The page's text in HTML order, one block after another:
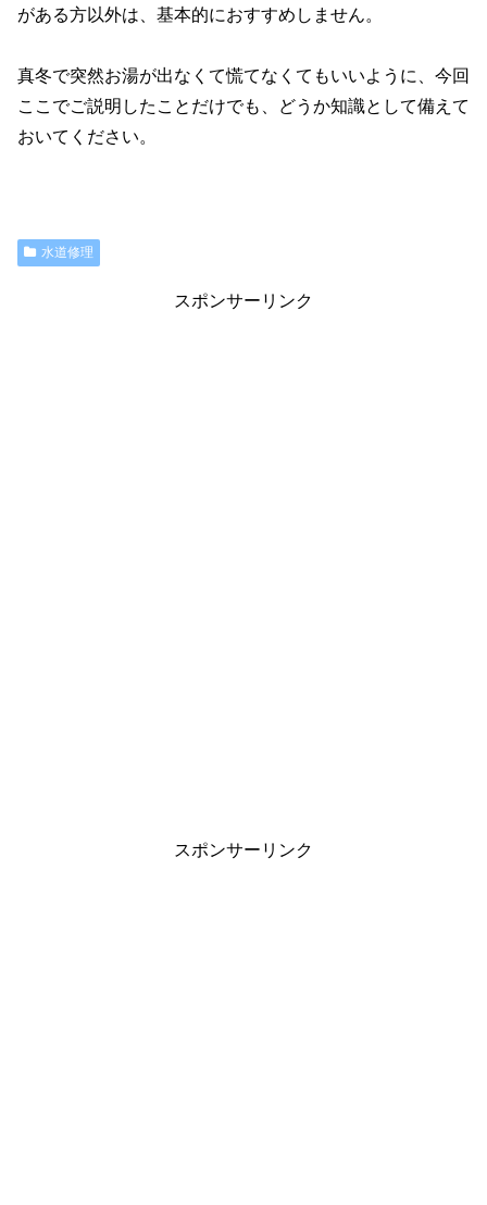
がある方以外は、基本的におすすめしません。
真冬で突然お湯が出なくて慌てなくてもいいように、今回
ここでご説明したことだけでも、どうか知識として備えて
おいてください。
水道修理
スポンサーリンク
スポンサーリンク